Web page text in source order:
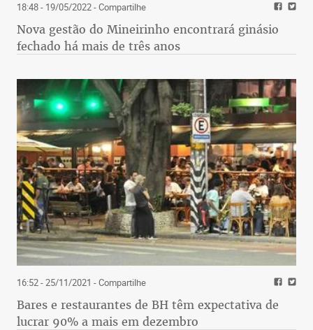
18:48 - 19/05/2022- Compartilhe
Nova gestão do Mineirinho encontrará ginásio
fechado há mais de três anos
16:52 - 25/11/2021 - Compartilhe
Bares e restaurantes de BH têm expectativa de
lucrar 90% a mais em dezembro